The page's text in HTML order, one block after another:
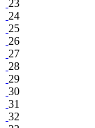
23
24
25
26
27
28
29
30
31
32